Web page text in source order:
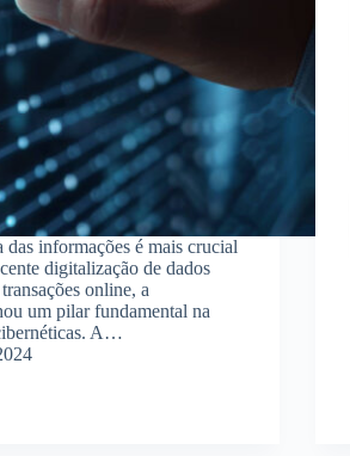
informações é mais crucial
digitalização de dados
online, a
um pilar fundamental na
A…